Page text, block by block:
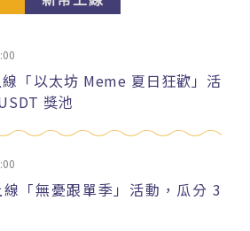
「以太坊 Meme 夏日狂歡」活
獎池
「無憂跟單季」活動，瓜分 3